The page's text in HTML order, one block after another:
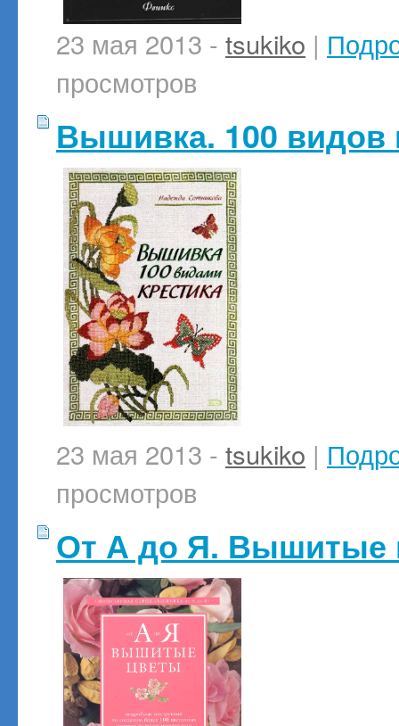
23 мая 2013 - tsukiko |
просмотров
Вышивка. 100 видов
23 мая 2013 - tsukiko |
просмотров
От А до Я. Вышитые